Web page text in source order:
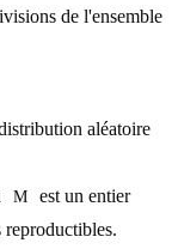
de l'ensemble
aléatoire
M
est un entier
reproductibles.